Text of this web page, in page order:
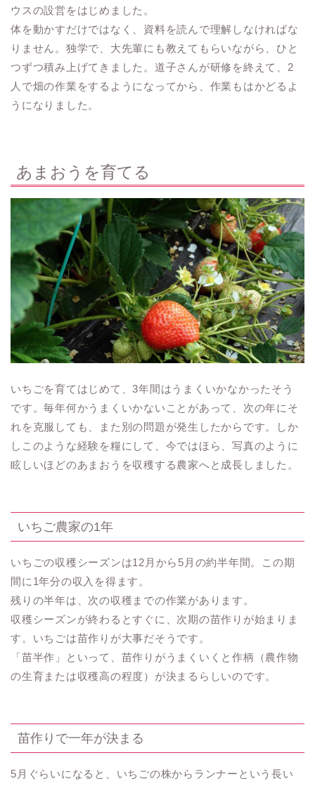
ウスの設営をはじめました。
体を動かすだけではなく、資料を読んで理解しなければな
りません。独学で、大先輩にも教えてもらいながら、ひと
つずつ積み上げてきました。道子さんが研修を終えて、2
人で畑の作業をするようになってから、作業もはかどるよ
うになりました。
あまおうを育てる
いちごを育てはじめて、3年間はうまくいかなかったそう
です。毎年何かうまくいかないことがあって、次の年にそ
れを克服しても、また別の問題が発生したからです。しか
しこのような経験を糧にして、今ではほら、写真のように
眩しいほどのあまおうを収穫する農家へと成長しました。
いちご農家の1年
いちごの収穫シーズンは12月から5月の約半年間。この期
間に1年分の収入を得ます。
残りの半年は、次の収穫までの作業があります。
収穫シーズンが終わるとすぐに、次期の苗作りが始まりま
す。いちごは苗作りが大事だそうです。
「苗半作」といって、苗作りがうまくいくと作柄（農作物
の生育または収穫高の程度）が決まるらしいのです。
苗作りで一年が決まる
5月ぐらいになると、いちごの株からランナーという長い